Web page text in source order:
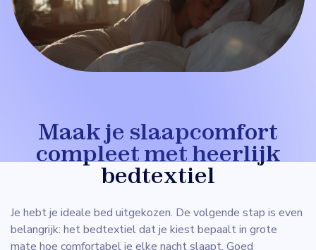
Maak je slaapcomfort
compleet met heerlijk
bedtextiel
Je hebt je ideale bed uitgekozen. De volgende stap is even
belangrijk: het bedtextiel dat je kiest bepaalt in grote
mate hoe comfortabel je elke nacht slaapt. Goed